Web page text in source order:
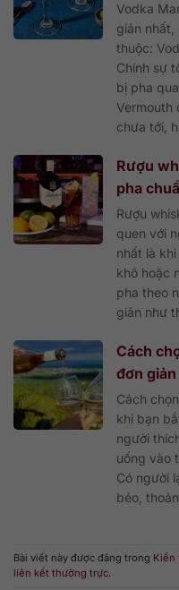
Vodka
giản nhất,
thuộc:
Chính sự
bị pha
Vermouth
chưa tới,
Rượu
pha
Rượu
quen với
nhất là
khô hoặc
pha theo
giản như
Cách
đơn
Cách
khi bạn
người
uống vào
Có người
béo,
Bài viết này được đăng trong Kiến
liên kết thường trực.